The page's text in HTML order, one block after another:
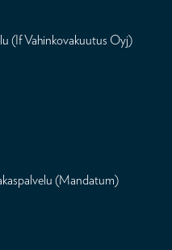
(If Vahinkovakuutus Oyj)
(Mandatum)